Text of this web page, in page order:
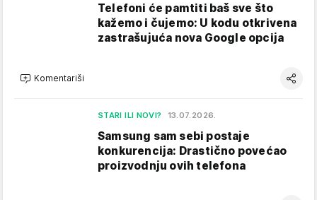
Telefoni će pamtiti baš sve što
kažemo i čujemo: U kodu otkrivena
zastrašujuća nova Google opcija
Komentariši
STARI ILI NOVI? 13.07.2026.
Samsung sam sebi postaje
konkurencija: Drastično povećao
proizvodnju ovih telefona